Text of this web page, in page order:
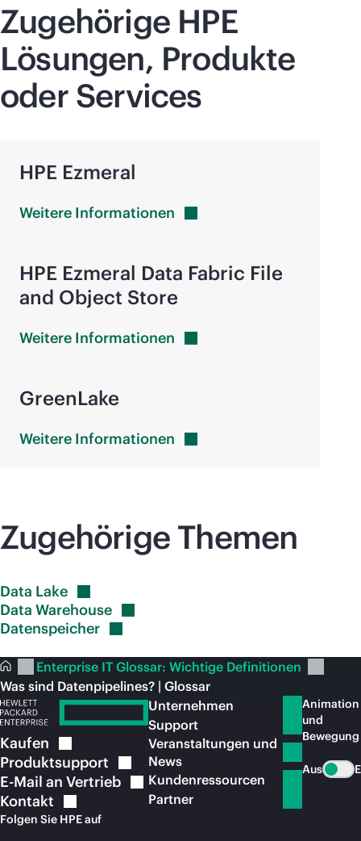
Zugehörige HPE
Lösungen, Produkte
oder Services
HPE Ezmeral
Weitere Informationen
HPE Ezmeral Data Fabric File
and Object Store
Weitere Informationen
GreenLake
Weitere Informationen
Zugehörige Themen
Data Lake
Data Warehouse
Datenspeicher
Enterprise IT Glossar: Wichtige Definitionen
Was sind Datenpipelines? | Glossar
Kaufen
Produktsupport
E-Mail an Vertrieb
Kontakt
Folgen Sie HPE auf
Unternehmen
Support
Veranstaltungen und
News
Kundenressourcen
Partner
Animation
und
Bewegung
Aus